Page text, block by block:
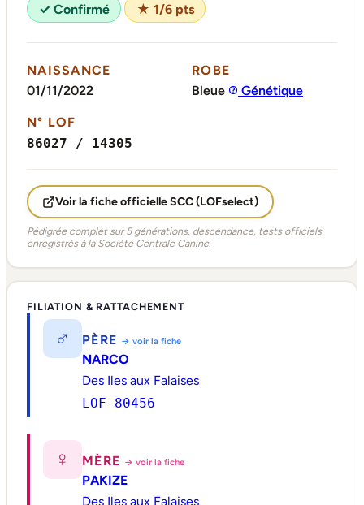
✓ Confirmé
★ 1/6 pts
NAISSANCE
01/11/2022
ROBE
Bleue
Génétique
N° LOF
86027 / 14305
Voir la fiche officielle SCC (LOFselect)
Pédigrée complet sur 5 générations, descendance, tests officiels
enregistrés à la Société Centrale Canine.
FILIATION & RATTACHEMENT
♂ PÈRE → voir la fiche
NARCO
Des Iles aux Falaises
LOF 80456
♀ MÈRE → voir la fiche
PAKIZE
Des Iles aux Falaises